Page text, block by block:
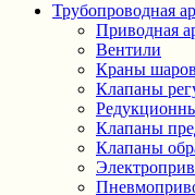
Трубопроводная
Приводная
Вентили
Краны
Клапаны
Клапаны
Клапаны